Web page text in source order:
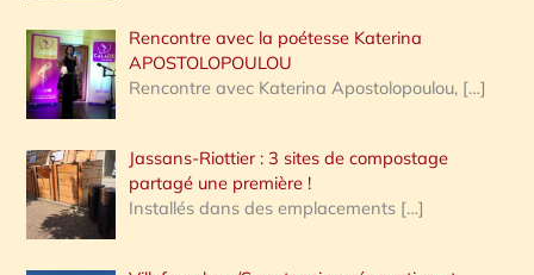
Rencontre avec la poétesse Katerina
APOSTOLOPOULOU
Rencontre avec Katerina Apostolopoulou, […]
Jassans-Riottier : 3 sites de compostage
partagé une première !
Installés dans des emplacements […]